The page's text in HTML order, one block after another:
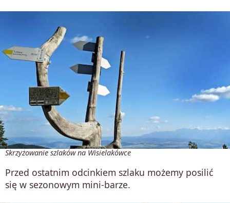
Skrzyżowanie szlaków na Wisielakówce
Przed ostatnim odcinkiem szlaku możemy posilić
się w sezonowym mini-barze.